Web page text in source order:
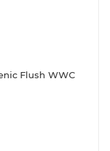
Flush WWC